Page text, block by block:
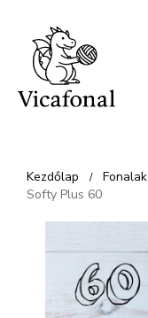
Kilépés
tartalomba
Kezdőlap / Fonalak
Softy Plus 60